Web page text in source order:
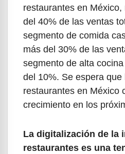
restaurantes en
del 40% de las ventas
segmento de comida
más del 30% de las
segmento de alta
del 10%. Se espera que
restaurantes en México
crecimiento en los
La digitalización de la
restaurantes es una